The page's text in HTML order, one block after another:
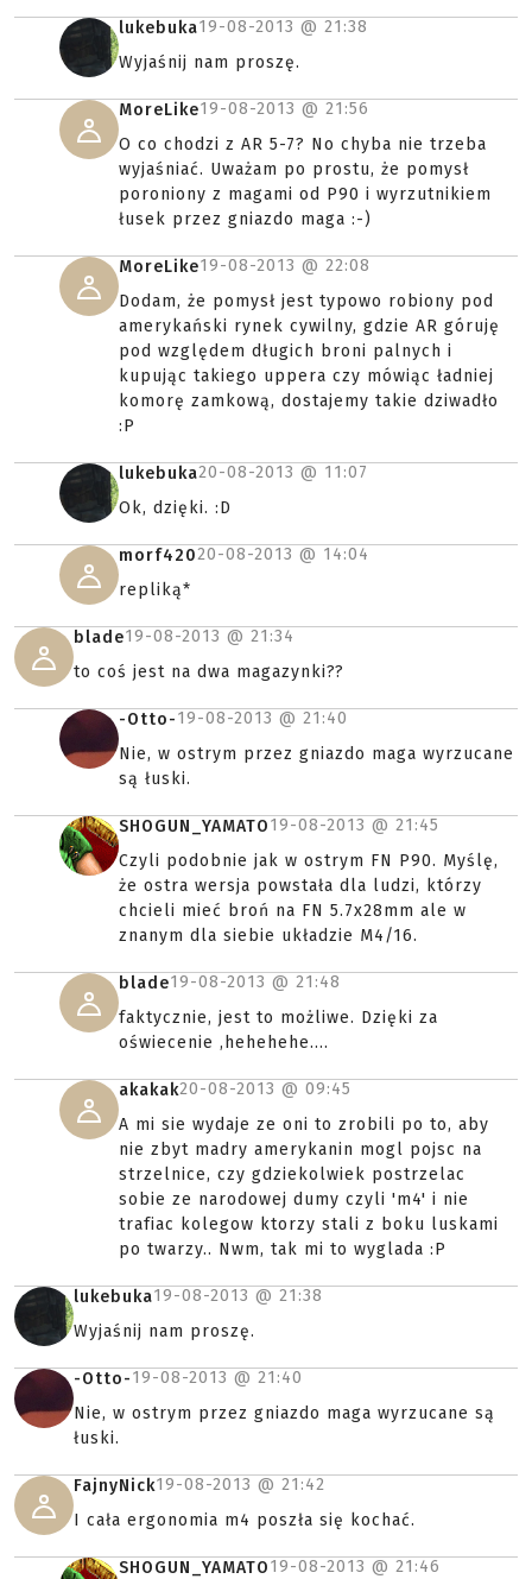
lukebuka19-08-2013 @ 21:38
Wyjaśnij nam proszę.
MoreLike19-08-2013 @ 21:56
O co chodzi z AR 5-7? No chyba nie trzeba
wyjaśniać. Uważam po prostu, że pomysł
poroniony z magami od P90 i wyrzutnikiem
łusek przez gniazdo maga :-)
MoreLike19-08-2013 @ 22:08
Dodam, że pomysł jest typowo robiony pod
amerykański rynek cywilny, gdzie AR góruję
pod względem długich broni palnych i
kupując takiego uppera czy mówiąc ładniej
komorę zamkową, dostajemy takie dziwadło
:P
lukebuka20-08-2013 @ 11:07
Ok, dzięki. :D
morf42020-08-2013 @ 14:04
repliką*
blade19-08-2013 @ 21:34
to coś jest na dwa magazynki??
-Otto-19-08-2013 @ 21:40
Nie, w ostrym przez gniazdo maga wyrzucane
są łuski.
SHOGUN_YAMATO19-08-2013 @ 21:45
Czyli podobnie jak w ostrym FN P90. Myślę,
że ostra wersja powstała dla ludzi, którzy
chcieli mieć broń na FN 5.7x28mm ale w
znanym dla siebie układzie M4/16.
blade19-08-2013 @ 21:48
faktycznie, jest to możliwe. Dzięki za
oświecenie ,hehehehe....
akakak20-08-2013 @ 09:45
A mi sie wydaje ze oni to zrobili po to, aby
nie zbyt madry amerykanin mogl pojsc na
strzelnice, czy gdziekolwiek postrzelac
sobie ze narodowej dumy czyli 'm4' i nie
trafiac kolegow ktorzy stali z boku luskami
po twarzy.. Nwm, tak mi to wyglada :P
lukebuka19-08-2013 @ 21:38
Wyjaśnij nam proszę.
-Otto-19-08-2013 @ 21:40
Nie, w ostrym przez gniazdo maga wyrzucane są
łuski.
FajnyNick19-08-2013 @ 21:42
I cała ergonomia m4 poszła się kochać.
SHOGUN_YAMATO19-08-2013 @ 21:46